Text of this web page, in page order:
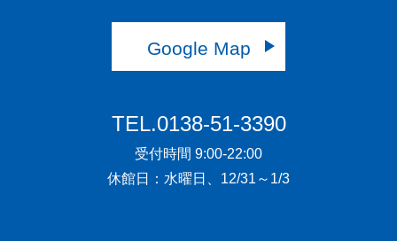
Google Map
TEL.0138-51-3390
受付時間 9:00-22:00
休館日：水曜日、12/31～1/3